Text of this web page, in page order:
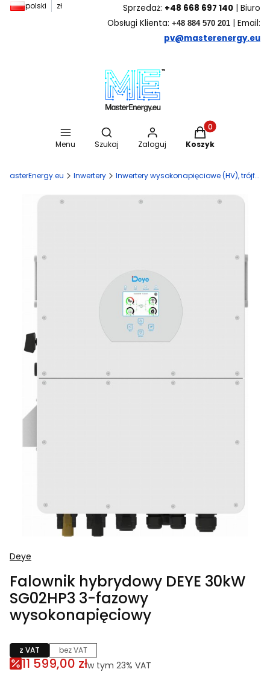
polski zł Sprzedaż: +48 668 697 140 | Biuro
Obsługi Klienta: +48 884 570 201 | Email:
pv@masterenergy.eu
Menu
Otwórz wyszukiwarkę
Szukaj Zaloguj
Produkty w
Koszyk
MasterEnergy.eu Inwertery Inwertery wysokonapięciowe (HV), trójfazowe
Deye
Falownik hybrydowy DEYE 30kW
SG02HP3 3-fazowy
wysokonapięciowy
z VAT bez VAT
11 599,00 złw tym 23% VAT
w tym 23% VAT